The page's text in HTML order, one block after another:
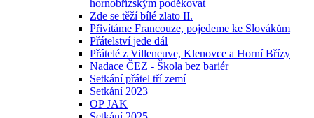
hornobřízským poděkovat
Zde se těží bílé zlato II.
Přivítáme Francouze, pojedeme ke Slovákům
Přátelství jede dál
Přátelé z Villeneuve, Klenovce a Horní Břízy
Nadace ČEZ - Škola bez bariér
Setkání přátel tří zemí
Setkání 2023
OP JAK